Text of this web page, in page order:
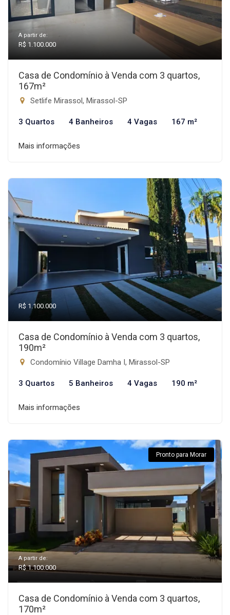
A partir de:
R$ 1.100.000
Casa de Condomínio à Venda com 3 quartos,
167m²
Setlife Mirassol, Mirassol-SP
3 Quartos 4 Banheiros 4 Vagas 167 m²
Mais informações
R$ 1.100.000
Casa de Condomínio à Venda com 3 quartos,
190m²
Condomínio Village Damha I, Mirassol-SP
3 Quartos 5 Banheiros 4 Vagas 190 m²
Mais informações
Pronto para Morar
A partir de:
R$ 1.100.000
Casa de Condomínio à Venda com 3 quartos,
170m²